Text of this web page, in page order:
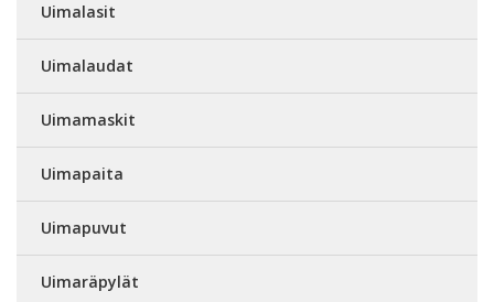
Uimalasit
Uimalaudat
Uimamaskit
Uimapaita
Uimapuvut
Uimaräpylät